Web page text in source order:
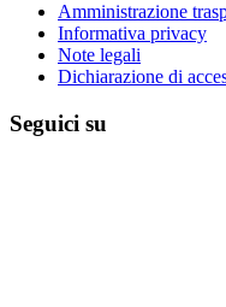
Amministrazione
Informativa privacy
Note legali
Dichiarazione di
Seguici su